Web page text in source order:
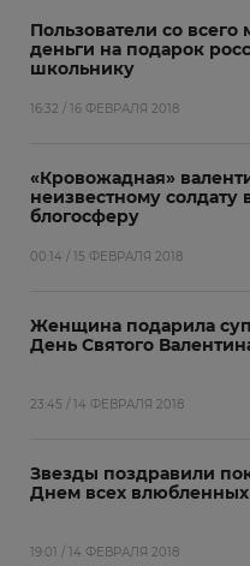
Пользователи со всего
деньги на подарок
школьнику
16:32 / 16 ФЕВРАЛЯ 2018
«Кровожадная»
неизвестному солдату
блогосферу
00:14 / 15 ФЕВРАЛЯ 2018
Женщина подарила
День Святого
23:45 / 14 ФЕВРАЛЯ 2018
Звезды поздравили
Днем всех влюбленных
19:01 / 14 ФЕВРАЛЯ 2018